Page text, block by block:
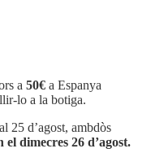
a 50€ a Espanya
lo a la botiga.
25 d’agost, ambdòs
dimecres 26 d’agost.